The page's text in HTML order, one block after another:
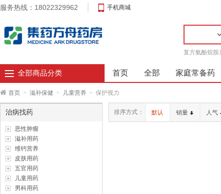
服务热线：18022329962 手机商城
复方氨酚烷胺
全部商品分类 首页 全部 家庭常备药
首页 > 滋补保健 > 儿童营养 > 保护视力
治病找药
恶性肿瘤
滋补用药
维钙营养
皮肤用药
五官用药
儿童用药
男科用药
排序方式： 默认 销量 人气